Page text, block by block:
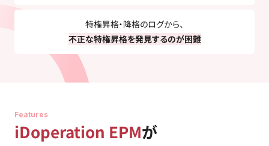
特権昇格・降格のログから、
不正な特権昇格を発見するのが困難
Features
iDoperation EPMが